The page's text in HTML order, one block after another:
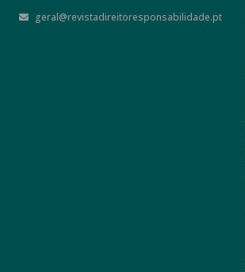
geral@revistadireitoresponsabilidade.pt